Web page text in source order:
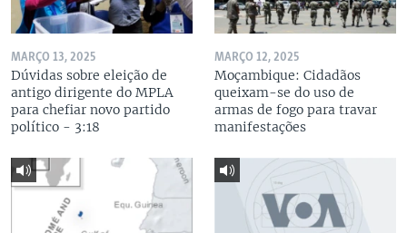
MARÇO 13, 2025
Dúvidas sobre eleição de
antigo dirigente do MPLA
para chefiar novo partido
político - 3:18
MARÇO 12, 2025
Moçambique: Cidadãos
queixam-se do uso de
armas de fogo para travar
manifestações